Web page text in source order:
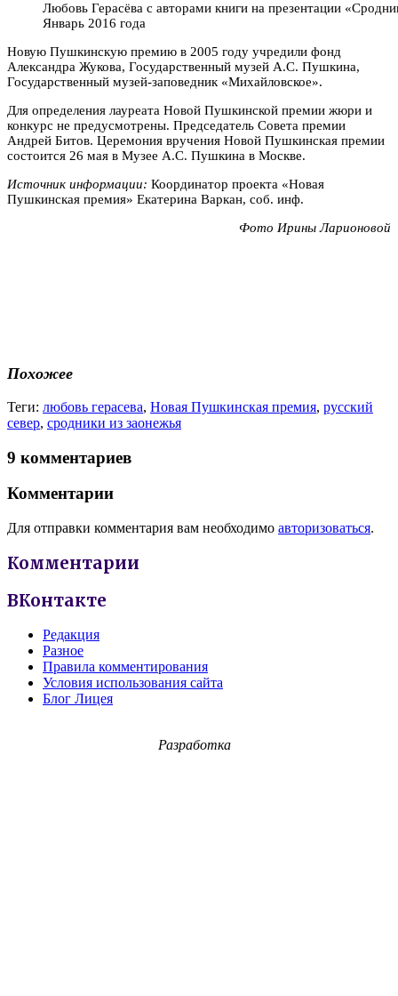
Любовь Герасёва с авторами книги на презентации
Январь 2016 года
Новую Пушкинскую премию в 2005 году учредили фонд
Александра Жукова, Государственный музей А.С. Пушкина,
Государственный музей-заповедник «Михайловское».
Для определения лауреата Новой Пушкинской премии жюри и
конкурс не предусмотрены. Председатель Совета премии
Андрей Битов. Церемония вручения Новой Пушкинская премии
состоится 26 мая в Музее А.С. Пушкина в Москве.
Источник информации: Координатор проекта «Новая
Пушкинская премия» Екатерина Варкан, соб. инф.
Фото Ирины Ларионовой
Похожее
Теги: любовь герасева, Новая Пушкинская премия, русский
север, сродники из заонежья
9 комментариев
Комментарии
Для отправки комментария вам необходимо авторизоваться.
Комментарии
ВКонтакте
Редакция
Разное
Правила комментирования
Условия использования сайта
Блог Лицея
Разработка